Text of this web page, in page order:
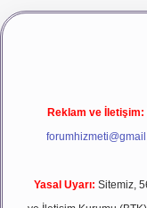
vdcasino giriş
Reklam ve İletişim:
Yasal Uyarı: Sitemiz,